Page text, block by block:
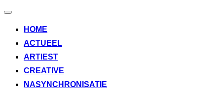
Toggle
HOME
ACTUEEL
ARTIEST
CREATIVE
NASYNCHRONISATIE